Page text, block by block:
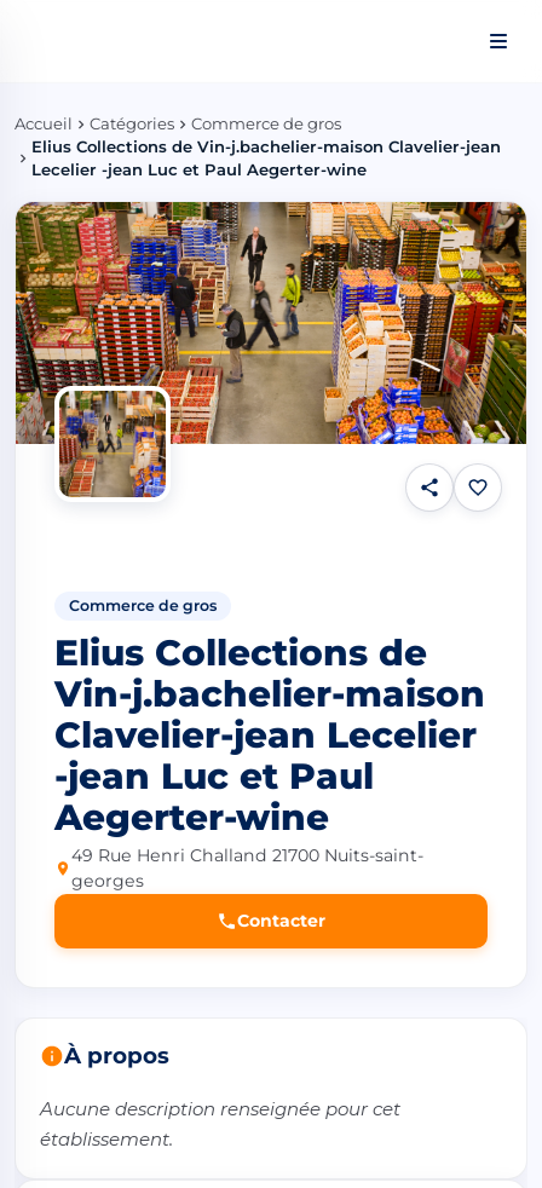
Accueil Catégories
Commerce de gros
Elius Collections de Vin-j.bachelier-maison Clavelier-jean
Lecelier -jean Luc et Paul Aegerter-wine
Commerce de gros
Elius Collections de
Vin-j.bachelier-maison
Clavelier-jean Lecelier
-jean Luc et Paul
Aegerter-wine
49 Rue Henri Challand 21700 Nuits-saint-
georges
Contacter
À propos
Aucune description renseignée pour cet
établissement.